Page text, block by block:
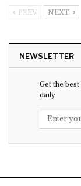
PREV NEXT
NEWSLETTER
Get the
daily